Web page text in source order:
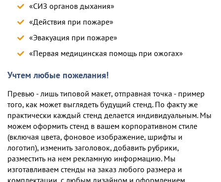
«СИЗ органов дыхания»
«Действия при пожаре»
«Эвакуация при пожаре»
«Первая медицинская помощь при ожогах»
Учтем любые пожелания!
Превью - лишь типовой макет, отправная точка - пример
того, как может выглядеть будущий стенд. По факту же
практически каждый стенд делается индивидуальным. Мы
можем оформить стенд в вашем корпоративном стиле
(включая цвета, фоновое изображение, шрифты и
логотип), изменить заголовок, добавить рубрики,
разместить на нем рекламную информацию. Мы
изготавливаем стенды на заказ любого размера и